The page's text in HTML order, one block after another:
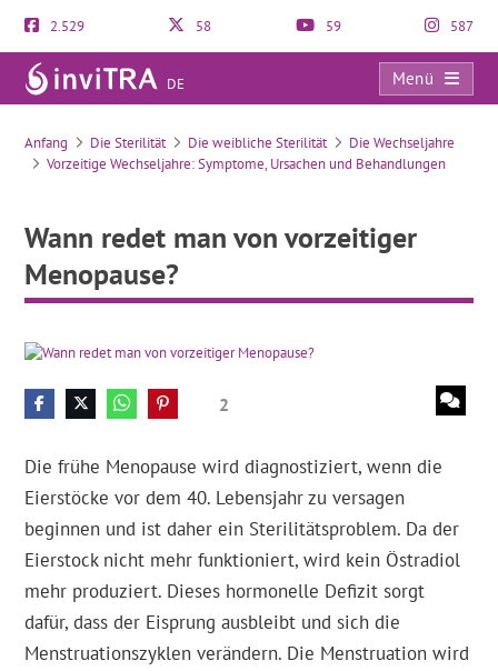
2.529 58 59 587
DE
Menü
Wann redet man von vorzeitiger Menopause?
Anfang Die Sterilität Die weibliche Sterilität
Die Wechseljahre
Vorzeitige Wechseljahre: Symptome, Ursachen und Behandlungen
Wann redet man von vorzeitiger
Menopause?
2
Die frühe Menopause wird diagnostiziert, wenn die
Eierstöcke vor dem 40. Lebensjahr zu versagen
beginnen und ist daher ein Sterilitätsproblem. Da der
Eierstock nicht mehr funktioniert, wird kein Östradiol
mehr produziert. Dieses hormonelle Defizit sorgt
dafür, dass der Eisprung ausbleibt und sich die
Menstruationszyklen verändern. Die Menstruation wird